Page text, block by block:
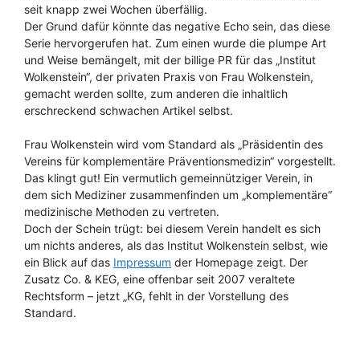
seit knapp zwei Wochen überfällig.
Der Grund dafür könnte das negative Echo sein, das diese
Serie hervorgerufen hat. Zum einen wurde die plumpe Art
und Weise bemängelt, mit der billige PR für das „Institut
Wolkenstein“, der privaten Praxis von Frau Wolkenstein,
gemacht werden sollte, zum anderen die inhaltlich
erschreckend schwachen Artikel selbst.
Frau Wolkenstein wird vom Standard als „Präsidentin des
Vereins für komplementäre Präventionsmedizin“ vorgestellt.
Das klingt gut! Ein vermutlich gemeinnütziger Verein, in
dem sich Mediziner zusammenfinden um „komplementäre“
medizinische Methoden zu vertreten.
Doch der Schein trügt: bei diesem Verein handelt es sich
um nichts anderes, als das Institut Wolkenstein selbst, wie
ein Blick auf das Impressum der Homepage zeigt. Der
Zusatz Co. & KEG, eine offenbar seit 2007 veraltete
Rechtsform – jetzt „KG, fehlt in der Vorstellung des
Standard.